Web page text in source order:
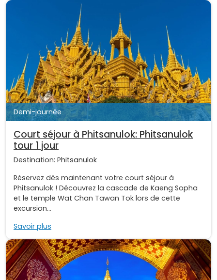
Demi-journée
Court séjour à Phitsanulok: Phitsanulok
tour 1 jour
Destination: Phitsanulok
Réservez dès maintenant votre court séjour à
Phitsanulok ! Découvrez la cascade de Kaeng Sopha
et le temple Wat Chan Tawan Tok lors de cette
excursion...
Savoir plus